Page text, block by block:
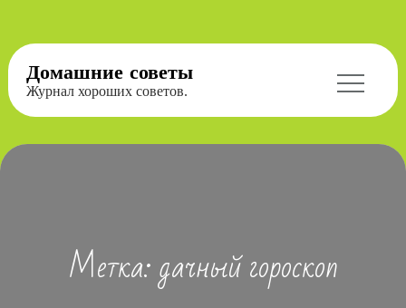
Перейти
содержимому
Домашние советы
Журнал хороших советов.
Метка:дачный гороскоп